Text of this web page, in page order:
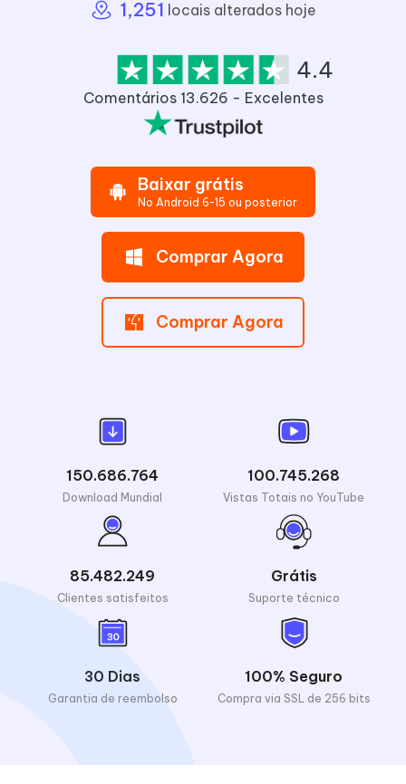
1,251 locais alterados hoje
Comentários 13.626 - Excelentes
4.4
Baixar grátis
No Android 6-15 ou posterior
Comprar Agora
Comprar Agora
150.686.764
Download Mundial
100.745.268
Vistas Totais no YouTube
85.482.249
Clientes satisfeitos
Grátis
Suporte técnico
30 Dias
Garantia de reembolso
100% Seguro
Compra via SSL de 256 bits